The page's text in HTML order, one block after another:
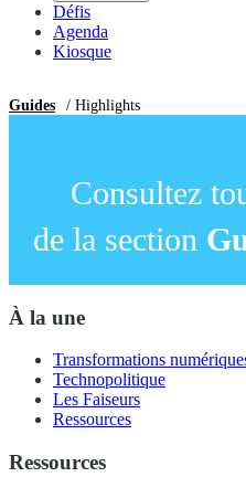
Défis
Agenda
Kiosque
Guides / Highlights
Consultez
de la section
À la une
Transformations
Technopolitique
Les Faiseurs
Ressources
Ressources